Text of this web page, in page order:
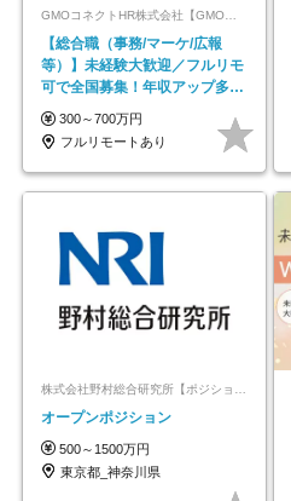
GMOコネクトHR株式会社【GMOインターネットグループ】
【総合職（事務/マーケ/広報
等）】未経験大歓迎／フルリモ
可で全国募集！年収アップ多数
★年休最大130日★
300～700万円
フルリモートあり
オープンポジション
500～1500万円
東京都_神奈川県